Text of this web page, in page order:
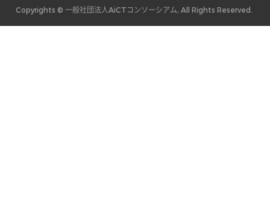
Copyrights © 一般社団法人AiCTコンソーシアム, All Rights Reserved.